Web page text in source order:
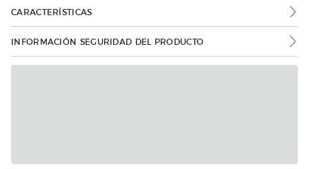
CARACTERÍSTICAS
INFORMACIÓN SEGURIDAD DEL PRODUCTO